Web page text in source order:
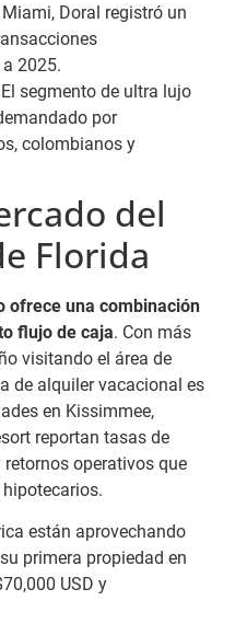
Doral registró un
2025.
El segmento de ultra lujo
por
colombianos y
del
Florida
ofrece una combinación
flujo de caja. Con más
visitando el área de
de alquiler vacacional es
en Kissimmee,
reportan tasas de
operativos que
están aprovechando
primera propiedad en
USD y